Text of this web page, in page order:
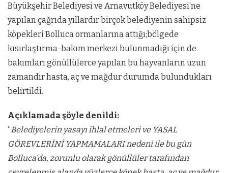
Büyükşehir Belediyesi ve Arnavutköy Belediyesi’ne
yapılan çağrıda yıllardır birçok belediyenin sahipsiz
köpekleri Bolluca ormanlarına attığı;bölgede
kısırlaştırma-bakım merkezi bulunmadığı için de
bakımları gönüllülerce yapılan bu hayvanların uzun
zamandır hasta, aç ve mağdur durumda bulundukları
belirtildi.
Açıklamada şöyle denildi:
“Belediyelerin yasayı ihlal etmeleri ve YASAL
GÖREVLERİNİ YAPMAMALARI nedeni ile bu gün
Bolluca’da, zorunlu olarak gönüllüler tarafından